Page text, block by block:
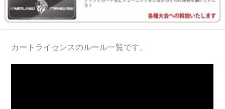
カートライセンスのルール一覧です。